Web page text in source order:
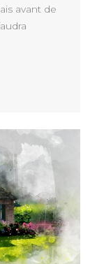
avant de